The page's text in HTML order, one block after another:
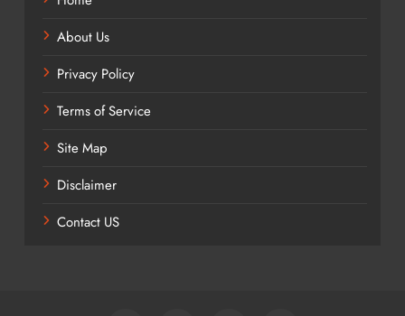
About Us
Privacy Policy
Terms of Service
Site Map
Disclaimer
Contact US